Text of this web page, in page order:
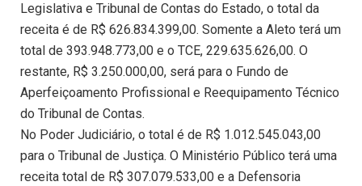
Legislativa e Tribunal de Contas do Estado, o total da
receita é de R$ 626.834.399,00. Somente a Aleto terá um
total de 393.948.773,00 e o TCE, 229.635.626,00. O
restante, R$ 3.250.000,00, será para o Fundo de
Aperfeiçoamento Profissional e Reequipamento Técnico
do Tribunal de Contas.
No Poder Judiciário, o total é de R$ 1.012.545.043,00
para o Tribunal de Justiça. O Ministério Público terá uma
receita total de R$ 307.079.533,00 e a Defensoria